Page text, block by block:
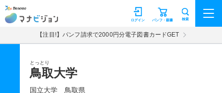
マナビジョン パンフ・願書
ログイン 検索
【注目!】パンフ請求で2000円分電子図書カードGET
とっとり
鳥取大学
国立大学 鳥取県